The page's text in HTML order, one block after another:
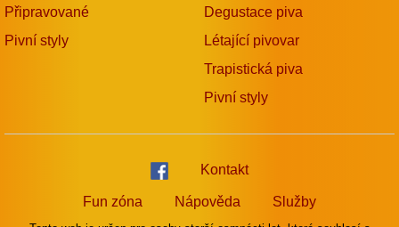
Připravované
Pivní styly
Degustace piva
Létající pivovar
Trapistická piva
Pivní styly
Kontakt
Fun zóna Nápověda Služby